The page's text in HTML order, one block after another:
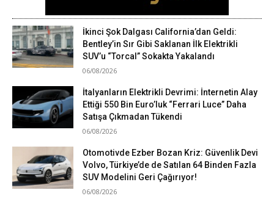
İkinci Şok Dalgası California’dan Geldi:
Bentley’in Sır Gibi Saklanan İlk Elektrikli
SUV’u “Torcal” Sokakta Yakalandı
06/08/2026
İtalyanların Elektrikli Devrimi: İnternetin Alay
Ettiği 550 Bin Euro’luk “Ferrari Luce” Daha
Satışa Çıkmadan Tükendi
06/08/2026
Otomotivde Ezber Bozan Kriz: Güvenlik Devi
Volvo, Türkiye’de de Satılan 64 Binden Fazla
SUV Modelini Geri Çağırıyor!
06/08/2026